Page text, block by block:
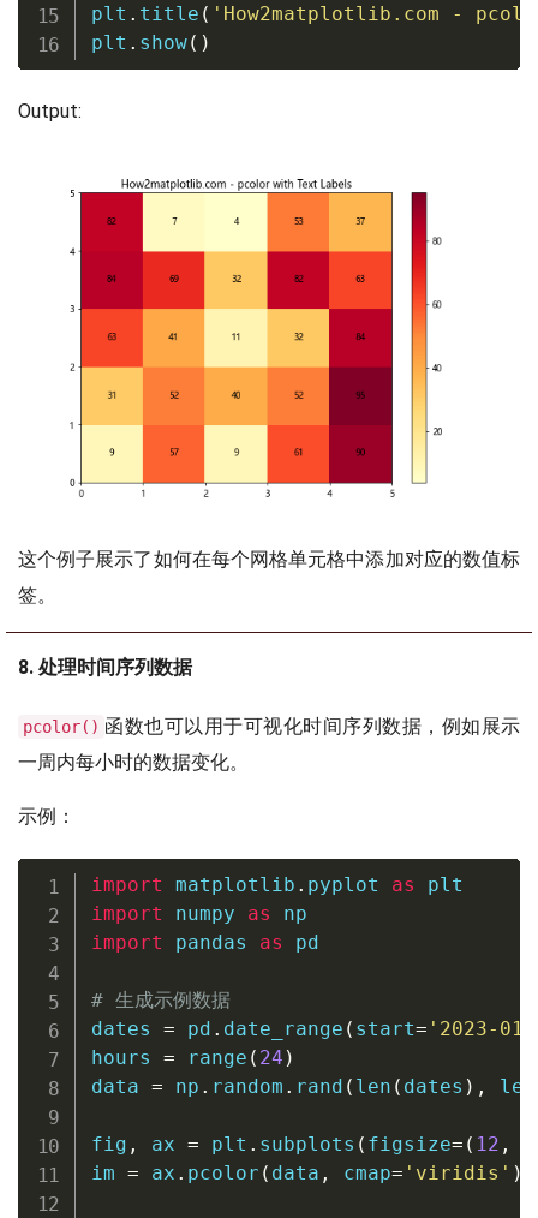
plt . title ( 'How2matplotlib.com -
plt . show( )
Output:
这个例子展示了如何在每个网格单元格中添加对应的数值标
签。
8. 处理时间序列数据
pcolor() 函数也可以用于可视化时间序列数据，例如展示
一周内每小时的数据变化。
示例：
import matplotlib . pyplot as
import numpy as
import pandas as pd
# 生成示例数据
dates = pd . date_range ( start= '2023-
hours = range ( 24 )
data = np . random . rand ( len ( dates ) , len
fig , ax = plt . subplots ( figsize= ( 12 ,
im = ax . pcolor ( data , cmap= 'viridis' )